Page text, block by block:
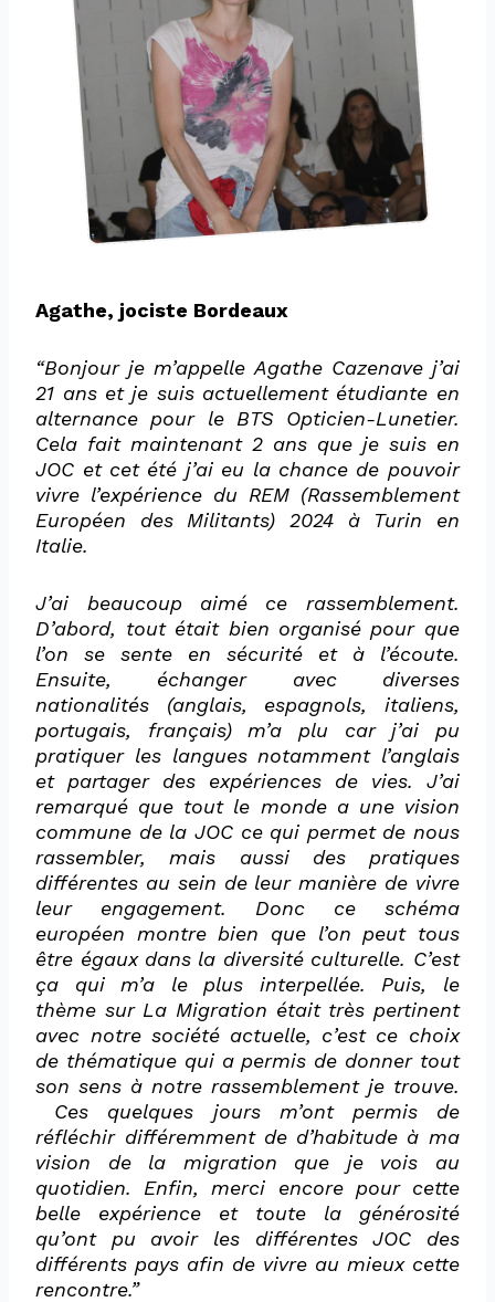
Agathe, jociste Bordeaux
“Bonjour je m’appelle Agathe Cazenave j’ai
21 ans et je suis actuellement étudiante en
alternance pour le BTS Opticien-Lunetier.
Cela fait maintenant 2 ans que je suis en
JOC et cet été j’ai eu la chance de pouvoir
vivre l’expérience du REM (Rassemblement
Européen des Militants) 2024 à Turin en
Italie.
J’ai beaucoup aimé ce rassemblement.
D’abord, tout était bien organisé pour que
l’on se sente en sécurité et à l’écoute.
Ensuite, échanger avec diverses
nationalités (anglais, espagnols, italiens,
portugais, français) m’a plu car j’ai pu
pratiquer les langues notamment l’anglais
et partager des expériences de vies. J’ai
remarqué que tout le monde a une vision
commune de la JOC ce qui permet de nous
rassembler, mais aussi des pratiques
différentes au sein de leur manière de vivre
leur engagement. Donc ce schéma
européen montre bien que l’on peut tous
être égaux dans la diversité culturelle. C’est
ça qui m’a le plus interpellée. Puis, le
thème sur La Migration était très pertinent
avec notre société actuelle, c’est ce choix
de thématique qui a permis de donner tout
son sens à notre rassemblement je trouve.
Ces quelques jours m’ont permis de
réfléchir différemment de d’habitude à ma
vision de la migration que je vois au
quotidien. Enfin, merci encore pour cette
belle expérience et toute la générosité
qu’ont pu avoir les différentes JOC des
différents pays afin de vivre au mieux cette
rencontre.”